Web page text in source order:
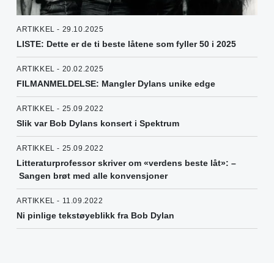
ARTIKKEL - 29.10.2025
LISTE: Dette er de ti beste låtene som fyller 50 i 2025
ARTIKKEL - 20.02.2025
FILMANMELDELSE: Mangler Dylans unike edge
ARTIKKEL - 25.09.2022
Slik var Bob Dylans konsert i Spektrum
ARTIKKEL - 25.09.2022
Litteraturprofessor skriver om «verdens beste låt»: –
Sangen brøt med alle konvensjoner
ARTIKKEL - 11.09.2022
Ni pinlige tekstøyeblikk fra Bob Dylan